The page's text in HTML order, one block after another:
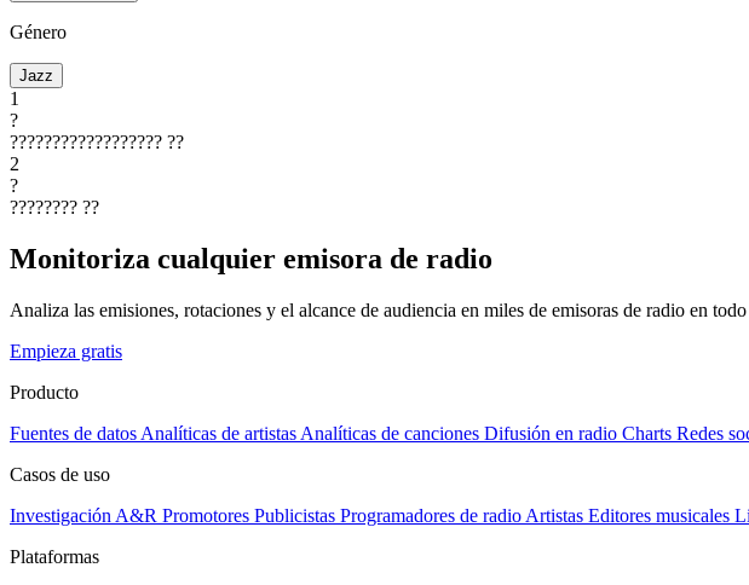
Género
Jazz
1
?
?????????????????? ??
2
?
???????? ??
Monitoriza cualquier emisora de radio
Analiza las emisiones, rotaciones y el alcance de audiencia en miles de emisoras de radio en
Empieza gratis
Producto
Fuentes de datos Analíticas de artistas Analíticas de canciones Difusión en radio Charts Redes
Casos de uso
Investigación A&R Promotores Publicistas Programadores de radio Artistas Editores musicales
Plataformas